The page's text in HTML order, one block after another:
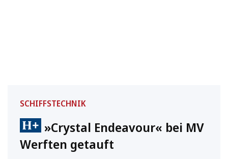
SCHIFFSTECHNIK
»Crystal Endeavour« bei MV
Werften getauft